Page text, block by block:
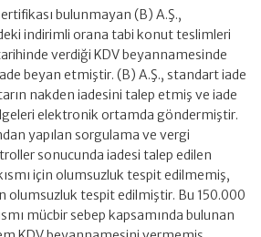
bulunmayan (B) A.Ş.,
indirimli orana tabi konut teslimleri
verdiği KDV beyannamesinde
beyan etmiştir. (B) A.Ş., standart iade
nakden iadesini talep etmiş ve iade
elektronik ortamda göndermiştir.
yapılan sorgulama ve vergi
sonucunda iadesi talep edilen
için olumsuzluk tespit edilmemiş,
olumsuzluk tespit edilmiştir. Bu 150.000
mücbir sebep kapsamında bulunan